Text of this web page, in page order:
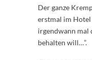
Der ganze
erstmal im Hotel
irgendwann mal
behalten will…”.